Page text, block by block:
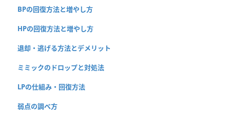
BPの回復方法と増やし方
HPの回復方法と増やし方
退却・逃げる方法とデメリット
ミミックのドロップと対処法
LPの仕組み・回復方法
弱点の調べ方